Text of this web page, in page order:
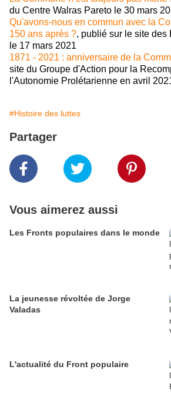
du Centre Walras Pareto le 30 mars
Qu'avons-nous en commun avec la
150 ans après ?, publié sur le site
le 17 mars 2021
1871 - 2021 : anniversaire de la
site du Groupe d'Action pour la
l'Autonomie Prolétarienne en avril
#Histoire des luttes
Partager
Vous aimerez aussi
Les Fronts populaires dans le monde
La jeunesse révoltée de Jorge
Valadas
L'actualité du Front populaire